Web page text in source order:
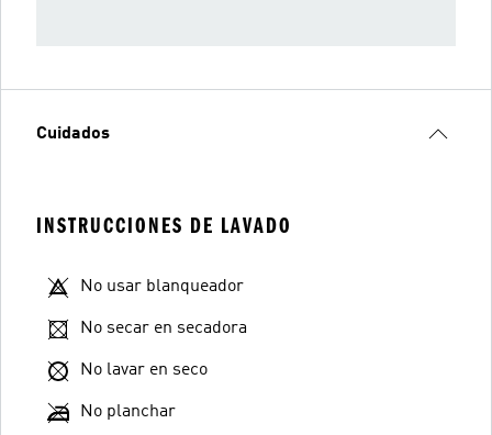
Cuidados
INSTRUCCIONES DE LAVADO
No usar blanqueador
No secar en secadora
No lavar en seco
No planchar